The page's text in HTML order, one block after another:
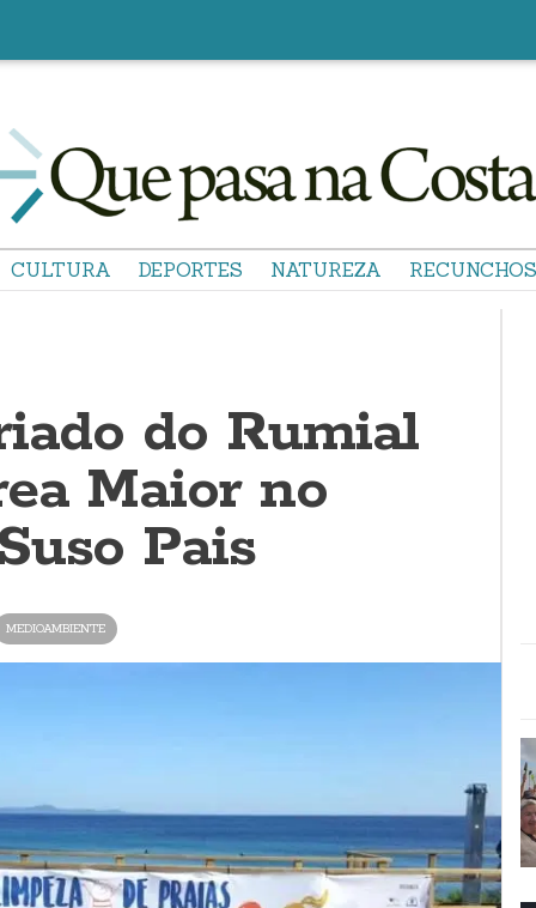
CULTURA DEPORTES NATUREZA RECUNCHOS
do Rumial
Maior no
Pais
MEDIOAMBIENTE